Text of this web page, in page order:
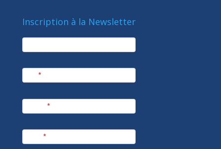
Inscription à la Newsletter
newsletter
*
*
*